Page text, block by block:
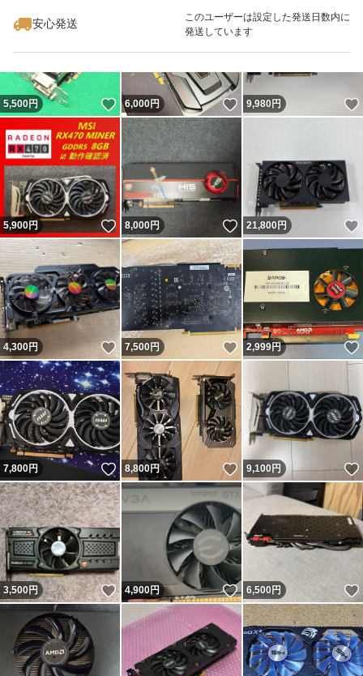
安心発送
このユーザーは設定した発送日数内に
発送しています
5,500円 いいね！
6,000円 いいね！
9,980円
5,900円 いいね！
8,000円 いいね！
21,800円
4,300円 いいね！
7,500円 いいね！
2,999円
7,800円 いいね！
8,800円 いいね！
9,100 円
3,500円 いいね！
4,900円 いいね！
6,500円